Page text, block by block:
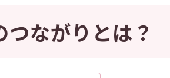
ながりとは？